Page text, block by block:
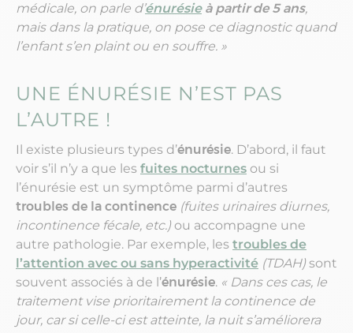
médicale, on parle d’énurésie à partir de 5 ans,
mais dans la pratique, on pose ce diagnostic quand
l’enfant s’en plaint ou en souffre. »
UNE ÉNURÉSIE N’EST PAS
L’AUTRE !
Il existe plusieurs types d’énurésie. D’abord, il faut
voir s’il n’y a que les fuites nocturnes ou si
l’énurésie est un symptôme parmi d’autres
troubles de la continence (fuites urinaires diurnes,
incontinence fécale, etc.) ou accompagne une
autre pathologie. Par exemple, les troubles de
l’attention avec ou sans hyperactivité (TDAH) sont
souvent associés à de l’énurésie. « Dans ces cas, le
traitement vise prioritairement la continence de
jour, car si celle-ci est atteinte, la nuit s’améliorera